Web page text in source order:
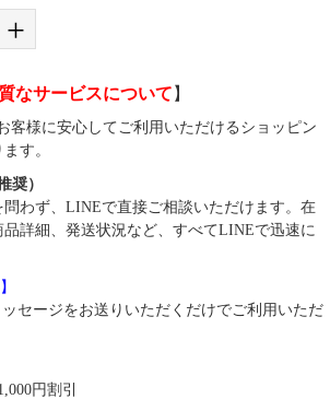
+
なサービスについて 】
客様に安心してご利用いただけるショッピン
す。
奨）
問わず、LINEで直接ご相談いただけます。在
詳細、発送状況など、すべてLINEで迅速に
セージをお送りいただくだけでご利用いただ
円割引